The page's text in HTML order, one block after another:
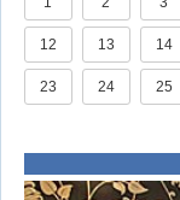
12 13 14
23 24 25